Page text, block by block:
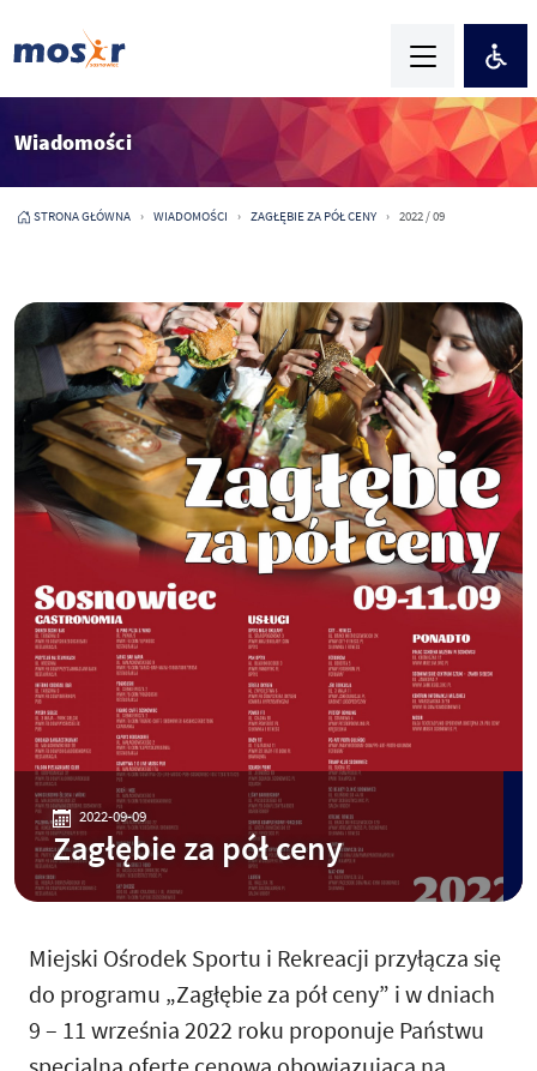
Wiadomości
STRONA GŁÓWNA WIADOMOŚCI ZAGŁĘBIE ZA PÓŁ CENY 2022 / 09
2022-09-09
Zagłębie za pół ceny
Miejski Ośrodek Sportu i Rekreacji przyłącza się
do programu „Zagłębie za pół ceny” i w dniach
9 – 11 września 2022 roku proponuje Państwu